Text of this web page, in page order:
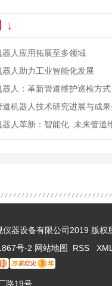
↓
器人应用拓展至多领域
人助力工业智能化发展
器人：革新管道维护巡检方式
道机器人技术研究进展与成
人革新：智能化..未来管道
器设备有限公司2019 版权
号-2 网站地图 RSS
XML
路19号